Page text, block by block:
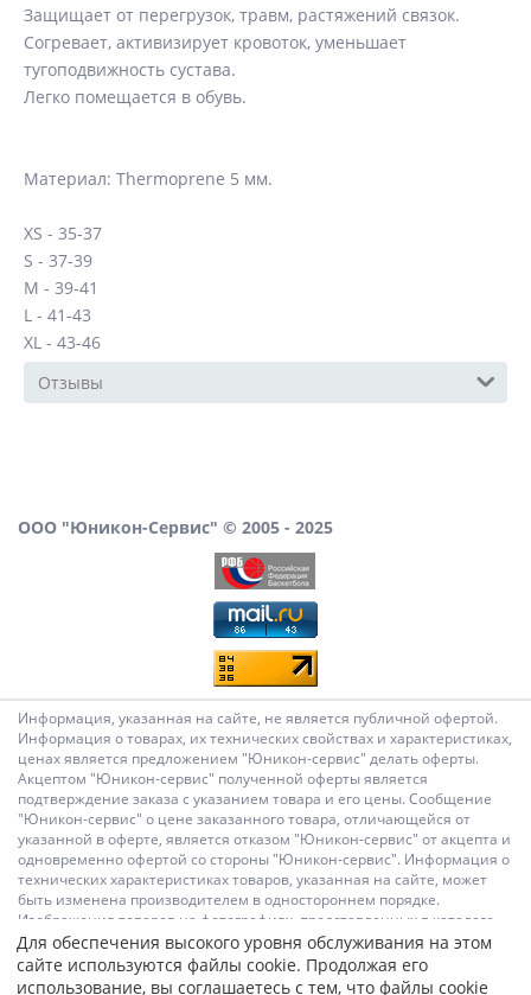
Защищает от перегрузок, травм, растяжений связок.
Согревает, активизирует кровоток, уменьшает
тугоподвижность сустава.
Легко помещается в обувь.
Материал: Thermoprene 5 мм.
XS - 35-37
S - 37-39
M - 39-41
L - 41-43
XL - 43-46
Отзывы
ООО "Юникон-Сервис" © 2005 - 2025
Информация, указанная на сайте, не является публичной офертой.
Информация о товарах, их технических свойствах и характеристиках,
ценах является предложением "Юникон-сервис" делать оферты.
Акцептом "Юникон-сервис" полученной оферты является
подтверждение заказа с указанием товара и его цены. Сообщение
"Юникон-сервис" о цене заказанного товара, отличающейся от
указанной в оферте, является отказом "Юникон-сервис" от акцепта и
одновременно офертой со стороны "Юникон-сервис". Информация о
технических характеристиках товаров, указанная на сайте, может
быть изменена производителем в одностороннем порядке.
Изображения товаров на фотографиях, представленных в каталоге
на сайте, могут отличаться от оригиналов. Информация о цене
товара, указанная в каталоге на сайте, может отличаться от
фактической к моменту оформления заказа на соответствующий
Для обеспечения высокого уровня обслуживания на этом
сайте используются файлы cookie. Продолжая его
использование, вы соглашаетесь с тем, что файлы cookie